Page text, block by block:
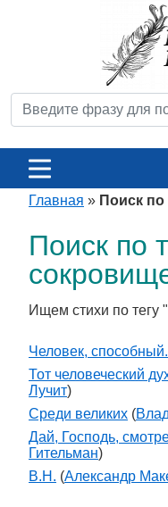
Главная » Поиск по
Поиск по
Ищем стихи по тегу
Человек,
Тот человеческий
Лучит)
Среди великих (
Дай, Господь,
Гительман)
В.Н. (Александр